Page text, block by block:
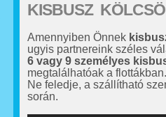
KISBUSZ
Amennyiben Önnek
ugyis partnereink széles
6 vagy 9 személyes
megtalálhatóak a flottákban.
Ne feledje, a szállítható
során.